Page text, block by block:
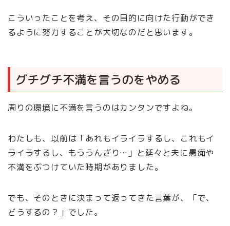
こういったことを考え、その目的に向けた行動ができ
るように努力することが大切なのだと思います。
グチグチ不満を言うのをやめる
周りの環境に不満を言うのはカンタンですよね。
わたしも、以前は「あれもイライラするし、これもイ
ライラするし、もううんざり…」と延々と夫に愚痴や
不満をぶつけていた時期がありました。
でも、そのときに決まって返ってきた言葉が、「で、
どうするの？」でした。